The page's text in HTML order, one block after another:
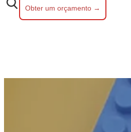
Obter um orçamento →